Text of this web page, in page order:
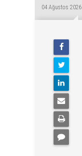
04 Ağustos 2026